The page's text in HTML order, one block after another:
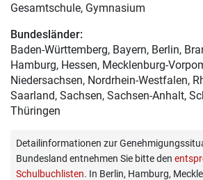
Gesamtschule, Gymnasium
Bundesländer:
Baden-Württemberg, Bayern, Berlin,
Hamburg, Hessen, Mecklenburg-
Niedersachsen, Nordrhein-Westfalen,
Saarland, Sachsen, Sachsen-Anhalt,
Thüringen
Detailinformationen zur
Bundesland entnehmen Sie bitte den
Schulbuchlisten. In Berlin, Hamburg,